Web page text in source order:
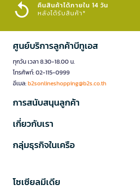
คืนสินค้าได้ภายใน 14 วัน
หลังได้รับสินค้า*
ศูนย์บริการลูกค้าบีทูเอส
ทุกวัน เวลา 8.30-18.00 น.
โทรศัพท์: 02-115-0999
อีเมล:b2sonlineshopping@b2s.co.th
การสนับสนุนลูกค้า
เกี่ยวกับเรา
กลุ่มธุรกิจในเครือ
โซเซียลมีเดีย​